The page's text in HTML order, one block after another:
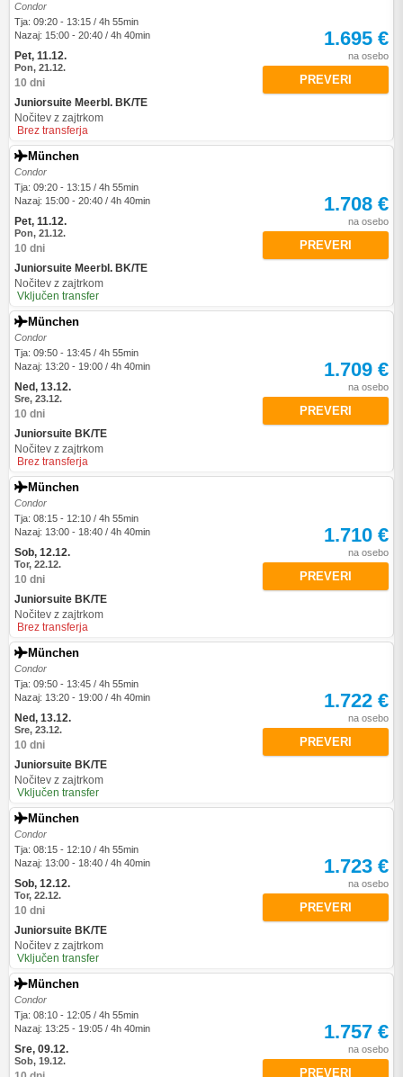
Condor
Tja: 09:20 - 13:15 / 4h 55min
Nazaj: 15:00 - 20:40 / 4h 40min
Pet, 11.12.
Pon, 21.12.
10 dni
Juniorsuite Meerbl. BK/TE
Nočitev z zajtrkom
Brez transferja
1.695 €
na osebo
PREVERI
München
Condor
Tja: 09:20 - 13:15 / 4h 55min
Nazaj: 15:00 - 20:40 / 4h 40min
Pet, 11.12.
Pon, 21.12.
10 dni
Juniorsuite Meerbl. BK/TE
Nočitev z zajtrkom
Vključen transfer
1.708 €
na osebo
PREVERI
München
Condor
Tja: 09:50 - 13:45 / 4h 55min
Nazaj: 13:20 - 19:00 / 4h 40min
Ned, 13.12.
Sre, 23.12.
10 dni
Juniorsuite BK/TE
Nočitev z zajtrkom
Brez transferja
1.709 €
na osebo
PREVERI
München
Condor
Tja: 08:15 - 12:10 / 4h 55min
Nazaj: 13:00 - 18:40 / 4h 40min
Sob, 12.12.
Tor, 22.12.
10 dni
Juniorsuite BK/TE
Nočitev z zajtrkom
Brez transferja
1.710 €
na osebo
PREVERI
München
Condor
Tja: 09:50 - 13:45 / 4h 55min
Nazaj: 13:20 - 19:00 / 4h 40min
Ned, 13.12.
Sre, 23.12.
10 dni
Juniorsuite BK/TE
Nočitev z zajtrkom
Vključen transfer
1.722 €
na osebo
PREVERI
München
Condor
Tja: 08:15 - 12:10 / 4h 55min
Nazaj: 13:00 - 18:40 / 4h 40min
Sob, 12.12.
Tor, 22.12.
10 dni
Juniorsuite BK/TE
Nočitev z zajtrkom
Vključen transfer
1.723 €
na osebo
PREVERI
München
Condor
Tja: 08:10 - 12:05 / 4h 55min
Nazaj: 13:25 - 19:05 / 4h 40min
Sre, 09.12.
Sob, 19.12.
1.757 €
na osebo
PREVERI